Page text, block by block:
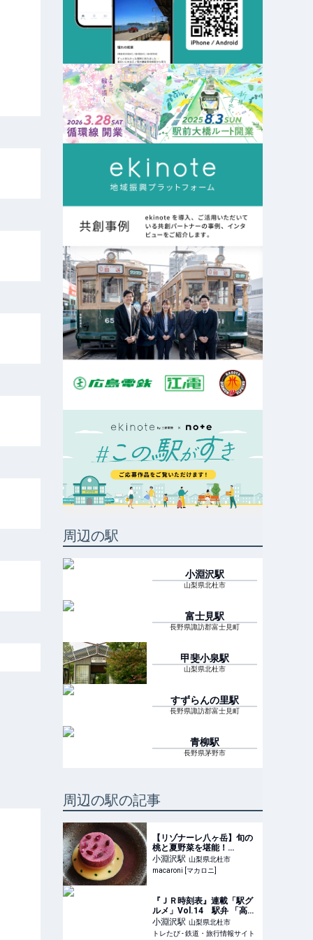
周辺の駅
小淵沢駅
山梨県北杜市
富士見駅
長野県諏訪郡富士見町
甲斐小泉駅
山梨県北杜市
すずらんの里駅
長野県諏訪郡富士見町
青柳駅
長野県茅野市
周辺の駅の記事
【リゾナーレ八ヶ岳】旬の
桃と夏野菜を堪能！
「OTTO SETTE」で夏限定
ディナーコースが登場 -
macaroni
小淵沢駅 山梨県北杜市
macaroni [マカロニ]
『ＪＲ時刻表』連載「駅グ
ルメ」Vol.14 駅弁 「高原
野菜とカツの弁当」 | トレ
たび - 鉄道・旅行情報サイ
小淵沢駅 山梨県北杜市
トレたび - 鉄道・旅行情報サイト